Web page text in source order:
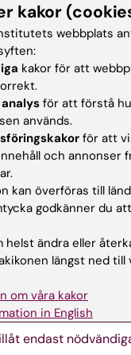
the molecular
till direktör för SciLifelab
Medicinsk
kakor
webbplats
kakor för att
analys för att förstå
används.
för att
och annonser
kan överföras till
godkänner du
helst ändra eller
längst ned till
om våra kakor
in English
endast